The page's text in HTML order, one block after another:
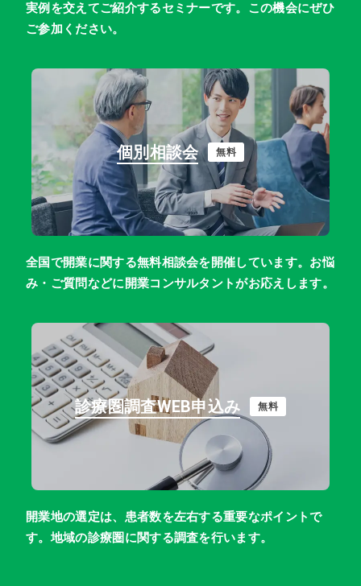
実例を交えてご紹介するセミナーです。この機会にぜひ
ご参加ください。
個別相談会 無料
全国で開業に関する無料相談会を開催しています。お悩
み・ご質問などに開業コンサルタントがお応えします。
診療圏調査WEB申込み 無料
開業地の選定は、患者数を左右する重要なポイントで
す。地域の診療圏に関する調査を行います。